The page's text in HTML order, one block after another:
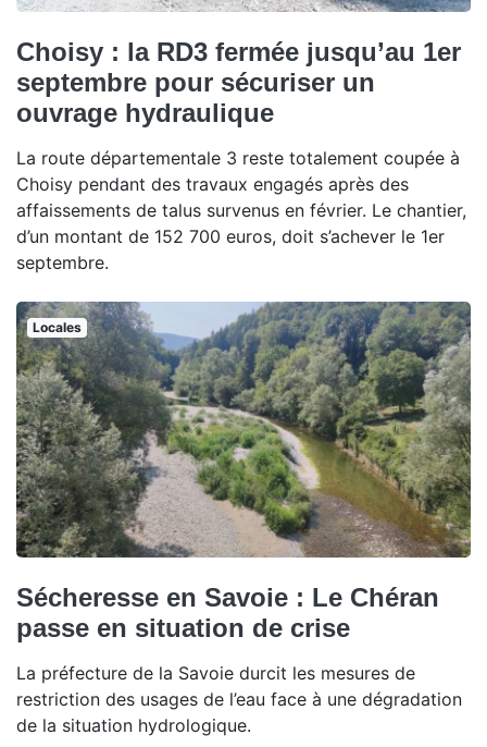
Choisy : la RD3 fermée jusqu’au 1er
septembre pour sécuriser un
ouvrage hydraulique
La route départementale 3 reste totalement coupée à
Choisy pendant des travaux engagés après des
affaissements de talus survenus en février. Le chantier,
d’un montant de 152 700 euros, doit s’achever le 1er
septembre.
Locales
Sécheresse en Savoie : Le Chéran
passe en situation de crise
La préfecture de la Savoie durcit les mesures de
restriction des usages de l’eau face à une dégradation
de la situation hydrologique.